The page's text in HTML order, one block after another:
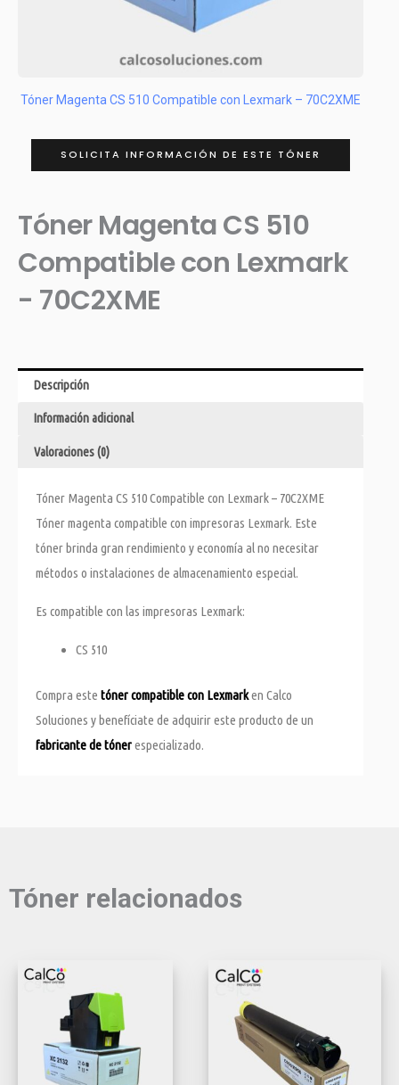
Tóner Magenta CS 510 Compatible con Lexmark – 70C2XME
SOLICITA INFORMACIÓN DE ESTE TÓNER
Tóner Magenta CS 510
Compatible con Lexmark
- 70C2XME
Descripción
Información adicional
Valoraciones (0)
Tóner Magenta CS 510 Compatible con Lexmark – 70C2XME
Tóner magenta compatible con impresoras Lexmark. Este
tóner brinda gran rendimiento y economía al no necesitar
métodos o instalaciones de almacenamiento especial.
Es compatible con las impresoras Lexmark:
CS 510
Compra este tóner compatible con Lexmarken Calco
Soluciones y benefíciate de adquirir este producto de un
fabricante de tónerespecializado.
Tóner relacionados